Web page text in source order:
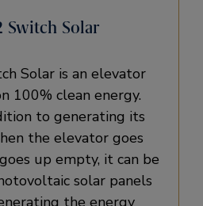
Switch Solar
Solar is an elevator
100% clean energy.
to generating its
the elevator goes
up empty, it can be
solar panels
the energy